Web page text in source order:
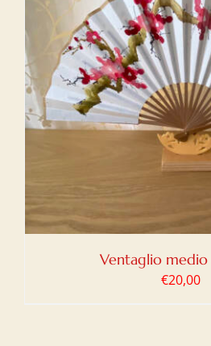
Ventaglio medio
€20,00